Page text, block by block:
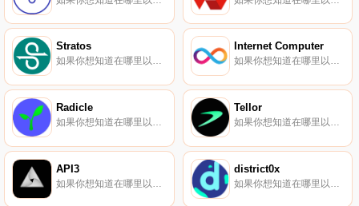
Stratos
如果你想知道在哪里以當前價格購買Stratos,目前交易{Stratos]股票的頂級加密貨幣交易所是Gate.io、XT.COM、MEXC、Uniswap（V3）和BKEX。您可以在我們的加密貨幣交易所頁面上找到其他列表.
Internet Computer
如果你想知道在哪里以當前價格購買Internet Computer,目前交易{Internet Computer]股票的頂級加密貨幣交易所是Binance、OKX、Deepcoin、BTCEX和Bitrue。您可以在我們的加密貨幣交易所頁面上找到其他列表.
Radicle
如果你想知道在哪里以當前價格購買Radicle,目前交易{Radicle]股票的頂級加密貨幣交易所是Binance、Deepcoin、Bitrue、Bitget和Hotcoin Global。您可以在我們的加密貨幣交易所頁面上找到其他列表.
Tellor
如果你想知道在哪里以當前價格購買Tellor,目前交易{Tellor]股票的頂級加密貨幣交易所是Binance、OKX、Deepcoin、BTCEX和Bitrue。您可以在我們的加密貨幣交易所頁面上找到其他列表。什么是Tellor（TRB）？Tellor是一個去中心化的oracle協議.
API3 district0x